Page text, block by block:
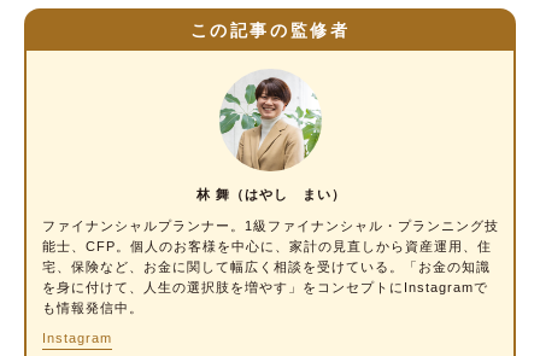
④特定親族特別控除
（コラム）「103万円の壁」は「160万円の
壁」へ！ 社会保険への加入が発生する106万
円、130万円も注意！
共働き必見！ 【年収別】税金負担早見表
贈与税の税金対策に利用できる制度
この記事の監修者
林 舞（はやし まい）
ファイナンシャルプランナー
。1級ファイナンシャル・プランニング技
能士、CFP。個人のお客様を中心に、家計の見直しから資産運用、住
宅、保険など、お金に関して幅広く相談を受けている。「お金の知識
を身に付けて、人生の選択肢を増やす」をコンセプトにInstagramで
も情報発信中。
Instagram